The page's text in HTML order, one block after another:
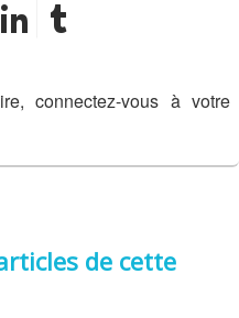
connectez-vous à votre
de cette